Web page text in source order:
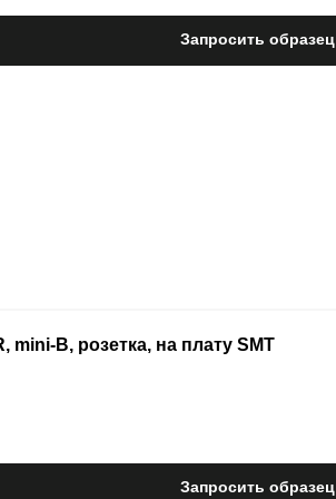
Запросить образец
mini-B, розетка, на плату SMT
Запросить образец